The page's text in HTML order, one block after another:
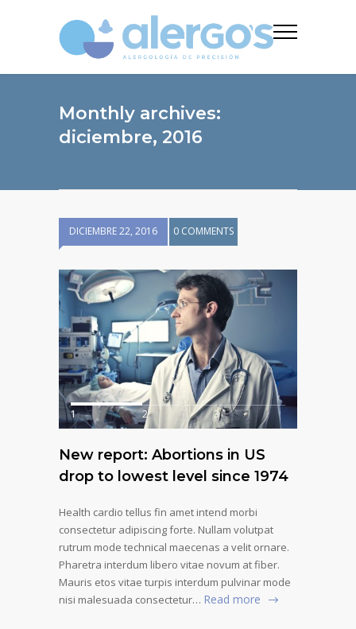
Monthly archives:
diciembre, 2016
DICIEMBRE 22, 2016 0 COMMENTS
1 2 3
New report: Abortions in US
drop to lowest level since 1974
Health cardio tellus fin amet intend morbi
consectetur adipiscing forte. Nullam volutpat
rutrum mode technical maecenas a velit ornare.
Pharetra interdum libero vitae novum at fiber.
Mauris etos vitae turpis interdum pulvinar mode
nisi malesuada consectetur… Read more